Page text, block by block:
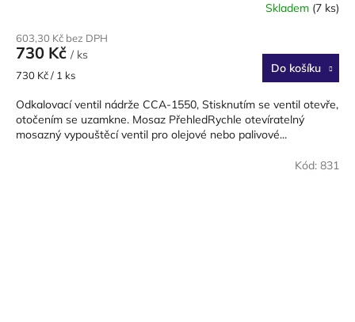
Skladem (7 ks)
603,30 Kč bez DPH
730 Kč / ks
Měrná
730 Kč / 1 ks Do košíku
Odkalovací ventil nádrže CCA-1550, Stisknutím se ventil otevře,
otočením se uzamkne. Mosaz PřehledRychle otevíratelný
mosazný vypouštěcí ventil pro olejové nebo palivové...
Kód: 831